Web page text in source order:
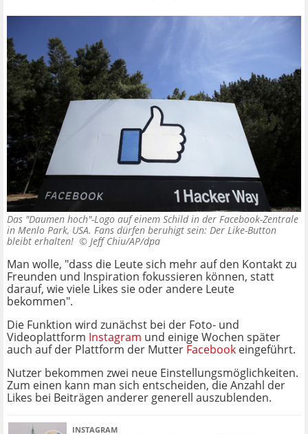
Das "Daumen hoch"-Logo auf einem Schild in der Facebook-Zentrale
in Menlo Park, USA. Fans dürfen beruhigt sein: Der Like-Button
bleibt erhalten! © Jeff Chiu/AP/dpa
Man wolle, "dass die Leute sich mehr auf den Kontakt zu
Freunden und Inspiration fokussieren können, statt
darauf, wie viele Likes sie oder andere Leute
bekommen".
Die Funktion wird zunächst bei der Foto- und
Videoplattform Instagram und einige Wochen später
auch auf der Plattform der Mutter Facebook eingeführt.
Nutzer bekommen zwei neue Einstellungsmöglichkeiten.
Zum einen kann man sich entscheiden, die Anzahl der
Likes bei Beiträgen anderer generell auszublenden.
INSTAGRAM